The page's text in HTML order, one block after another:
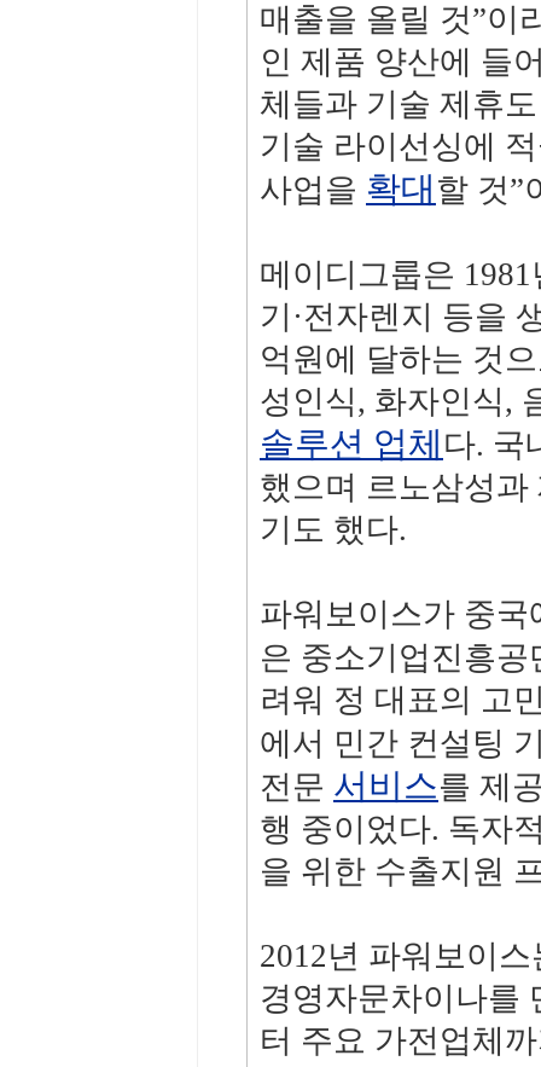
매출을 올릴 것”이
인 제품 양산에 들
체들과 기술 제휴
기술 라이선싱에
사업을 확대 할 것”
메이디그룹은
기·전자렌지 등을
억원에 달하는 것
성인식, 화자인식,
솔루션 업체 다. 국
했으며 르노삼성
기도 했다.
파워보이스가 중
은 중소기업진흥
려워 정 대표의 고
에서 민간 컨설팅
전문 서비스를 제
행 중이었다. 독자
을 위한 수출지원
2012년 파워보이
경영자문차이나를
터 주요 가전업체